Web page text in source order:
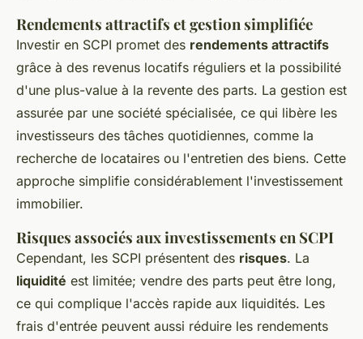
Rendements attractifs et gestion simplifiée
Investir en SCPI promet des rendements attractifs
grâce à des revenus locatifs réguliers et la possibilité
d'une plus-value à la revente des parts. La gestion est
assurée par une société spécialisée, ce qui libère les
investisseurs des tâches quotidiennes, comme la
recherche de locataires ou l'entretien des biens. Cette
approche simplifie considérablement l'investissement
immobilier.
Risques associés aux investissements en SCPI
Cependant, les SCPI présentent des risques. La
liquidité est limitée; vendre des parts peut être long,
ce qui complique l'accès rapide aux liquidités. Les
frais d'entrée peuvent aussi réduire les rendements